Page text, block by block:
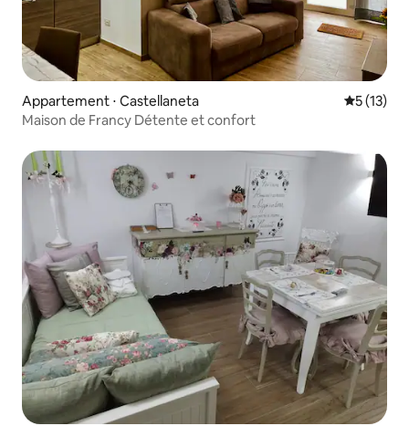
Appartement ⋅ Castellaneta
5 (13)
Maison de Francy Détente et confort